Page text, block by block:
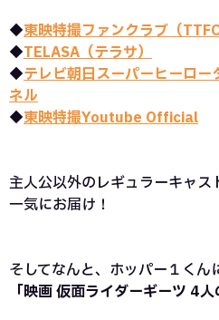
◆東映特撮ファンクラブ（
◆TELASA（テラサ）
◆テレビ朝日スーパーヒーロ
ネル
◆東映特撮Youtube Official
主人公以外のレギュラーキャス
一気にお届け！
そしてなんと、ホッパー１くん
「映画 仮面ライダーギーツ 4人